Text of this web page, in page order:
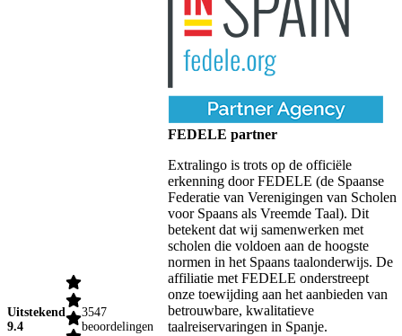
Uitstekend
9.4
3547
beoordelingen
FEDELE partner
Extralingo is trots op de officiële
erkenning door FEDELE (de Spaanse
Federatie van Verenigingen van Scholen
voor Spaans als Vreemde Taal). Dit
betekent dat wij samenwerken met
scholen die voldoen aan de hoogste
normen in het Spaans taalonderwijs. De
affiliatie met FEDELE onderstreept
onze toewijding aan het aanbieden van
betrouwbare, kwalitatieve
taalreiservaringen in Spanje.